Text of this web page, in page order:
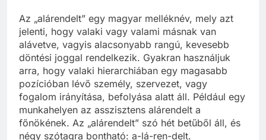
Az „alárendelt” egy magyar melléknév, mely azt
jelenti, hogy valaki vagy valami másnak van
alávetve, vagyis alacsonyabb rangú, kevesebb
döntési joggal rendelkezik. Gyakran használjuk
arra, hogy valaki hierarchiában egy magasabb
pozícióban lévő személy, szervezet, vagy
fogalom irányítása, befolyása alatt áll. Például egy
munkahelyen az asszisztens alárendelt a
főnökének. Az „alárendelt” szó hét betűből áll, és